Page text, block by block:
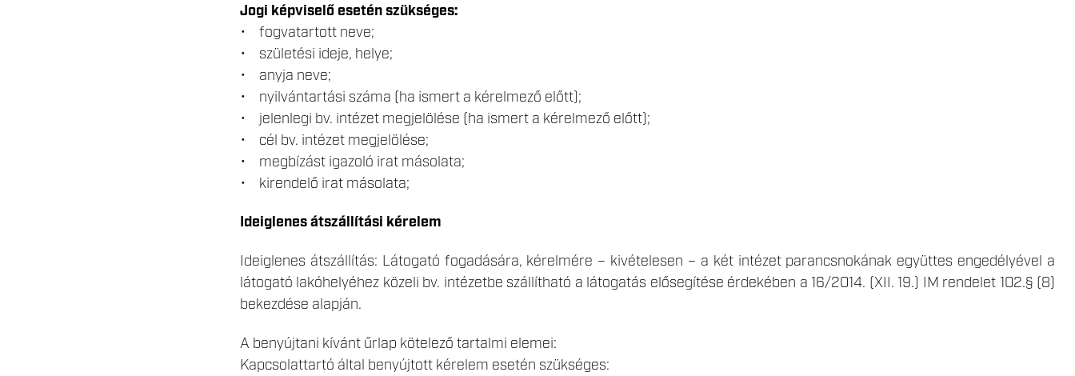
Jogi képviselő esetén szükséges:
• fogvatartott neve;
• születési ideje, helye;
• anyja neve;
• nyilvántartási száma (ha ismert a kérelmező előtt);
• jelenlegi bv. intézet megjelölése (ha ismert a kérelmező előtt);
• cél bv. intézet megjelölése;
• megbízást igazoló irat másolata;
• kirendelő irat másolata;
Ideiglenes átszállítási kérelem
Ideiglenes átszállítás: Látogató fogadására, kérelmére – kivételesen – a két intézet parancsnokának együttes engedélyével a
látogató lakóhelyéhez közeli bv. intézetbe szállítható a látogatás elősegítése érdekében a 16/2014. (XII. 19.) IM rendelet 102.§ (8)
bekezdése alapján.
A benyújtani kívánt űrlap kötelező tartalmi elemei:
Kapcsolattartó által benyújtott kérelem esetén szükséges: